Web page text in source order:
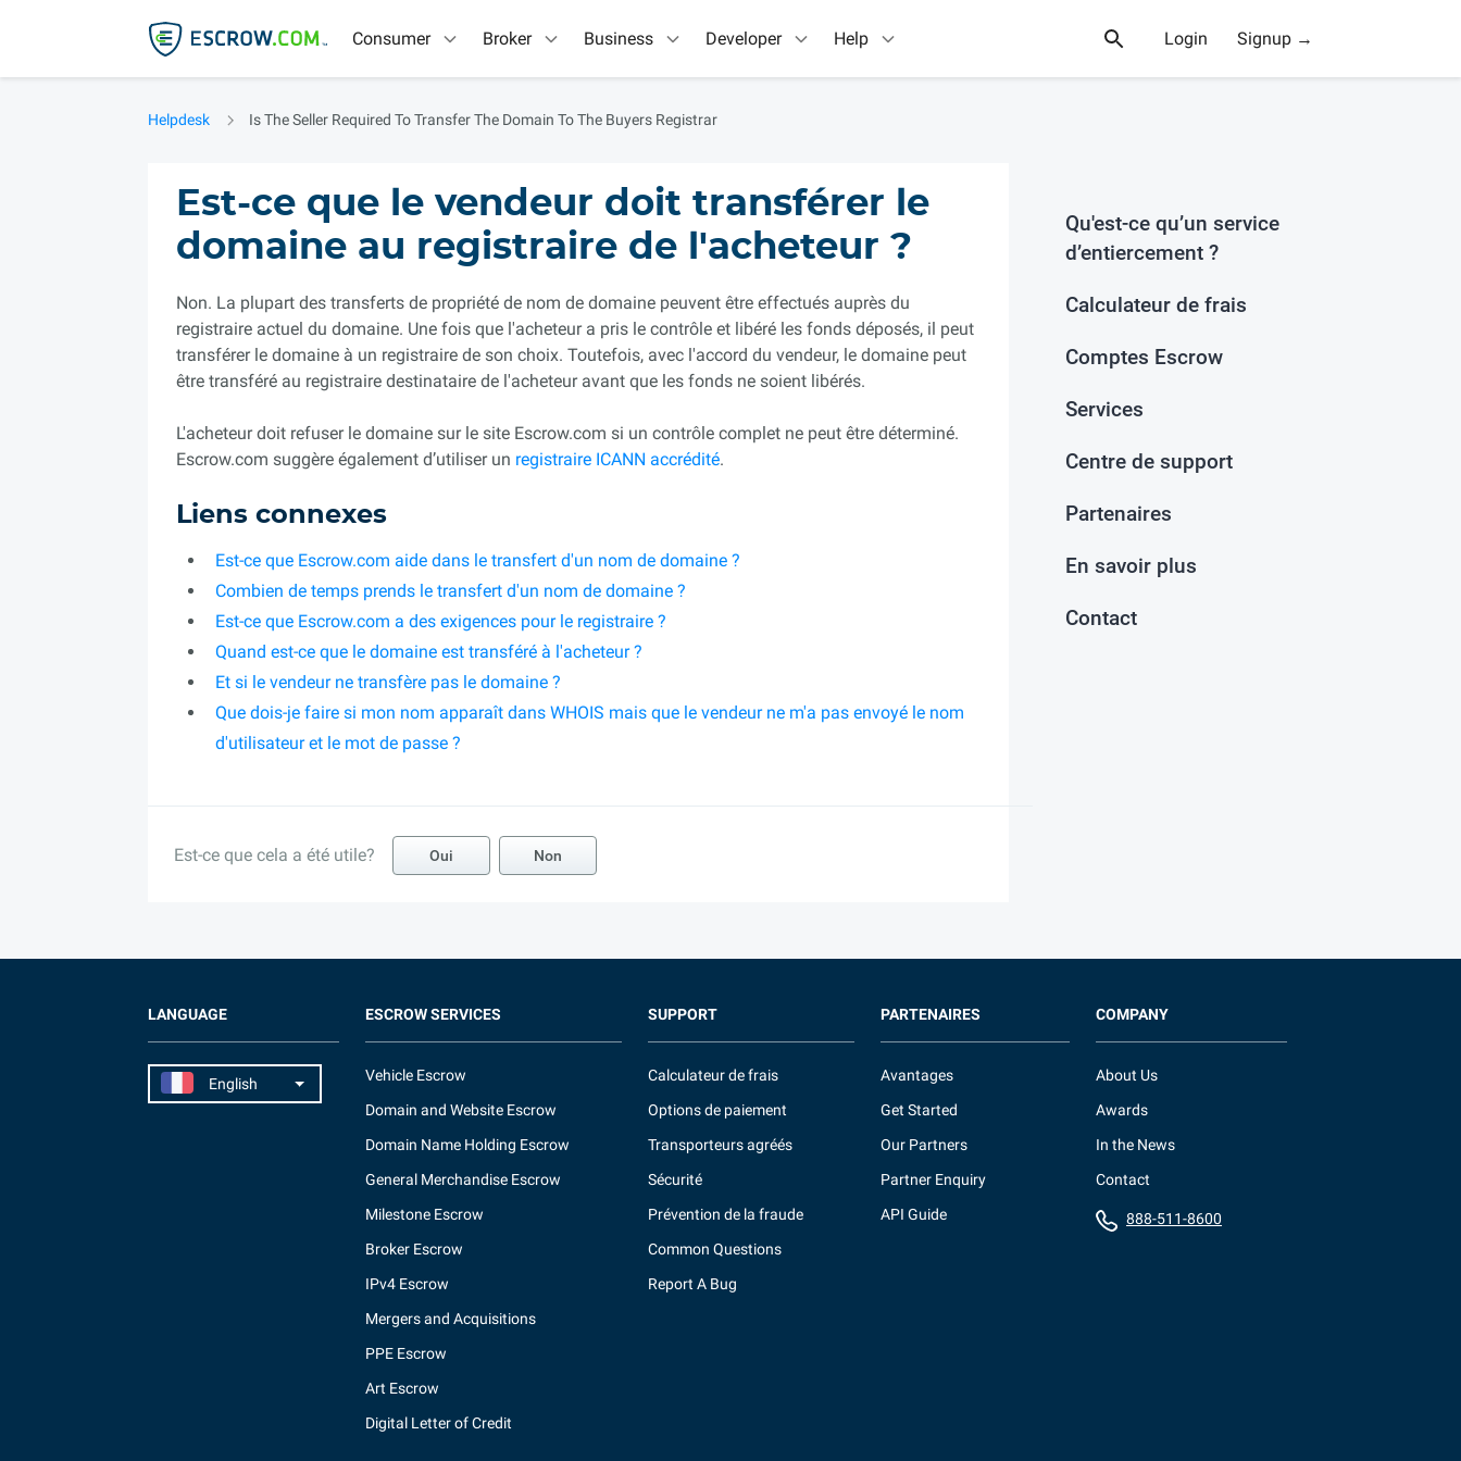
Consumer Broker Business Developer Help Login Signup →
Helpdesk Is The Seller Required To Transfer The Domain To The Buyers Registrar
Est-ce que le vendeur doit transférer le
domaine au registraire de l'acheteur ?
Non. La plupart des transferts de propriété de nom de domaine peuvent être effectués auprès du
registraire actuel du domaine. Une fois que l'acheteur a pris le contrôle et libéré les fonds déposés, il peut
transférer le domaine à un registraire de son choix. Toutefois, avec l'accord du vendeur, le domaine peut
être transféré au registraire destinataire de l'acheteur avant que les fonds ne soient libérés.
L'acheteur doit refuser le domaine sur le site Escrow.com si un contrôle complet ne peut être déterminé.
Escrow.com suggère également d’utiliser un registraire ICANN accrédité.
Liens connexes
Est-ce que Escrow.com aide dans le transfert d'un nom de domaine ?
Combien de temps prends le transfert d'un nom de domaine ?
Est-ce que Escrow.com a des exigences pour le registraire ?
Quand est-ce que le domaine est transféré à l'acheteur ?
Et si le vendeur ne transfère pas le domaine ?
Que dois-je faire si mon nom apparaît dans WHOIS mais que le vendeur ne m'a pas envoyé le nom
d'utilisateur et le mot de passe ?
Est-ce que cela a été utile? Oui Non
Qu'est-ce qu’un service
d’entiercement ?
Calculateur de frais
Comptes Escrow
Services
Centre de support
Partenaires
En savoir plus
Contact
LANGUAGE ESCROW SERVICES
Vehicle Escrow
Domain and Website Escrow
Domain Name Holding Escrow
General Merchandise Escrow
Milestone Escrow
Broker Escrow
IPv4 Escrow
Mergers and Acquisitions
PPE Escrow
Art Escrow
Digital Letter of Credit
SUPPORT
Calculateur de frais
Options de paiement
Transporteurs agréés
Sécurité
Prévention de la fraude
Common Questions
Report A Bug
PARTENAIRES
Avantages
Get Started
Our Partners
Partner Enquiry
API Guide
COMPANY
About Us
Awards
In the News
Contact
888-511-8600